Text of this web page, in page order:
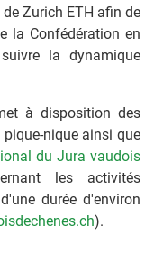
Zurich ETH afin de
la Confédération en
la dynamique
à disposition des
nique ainsi que
du Jura vaudois
les activités
durée d'environ
).